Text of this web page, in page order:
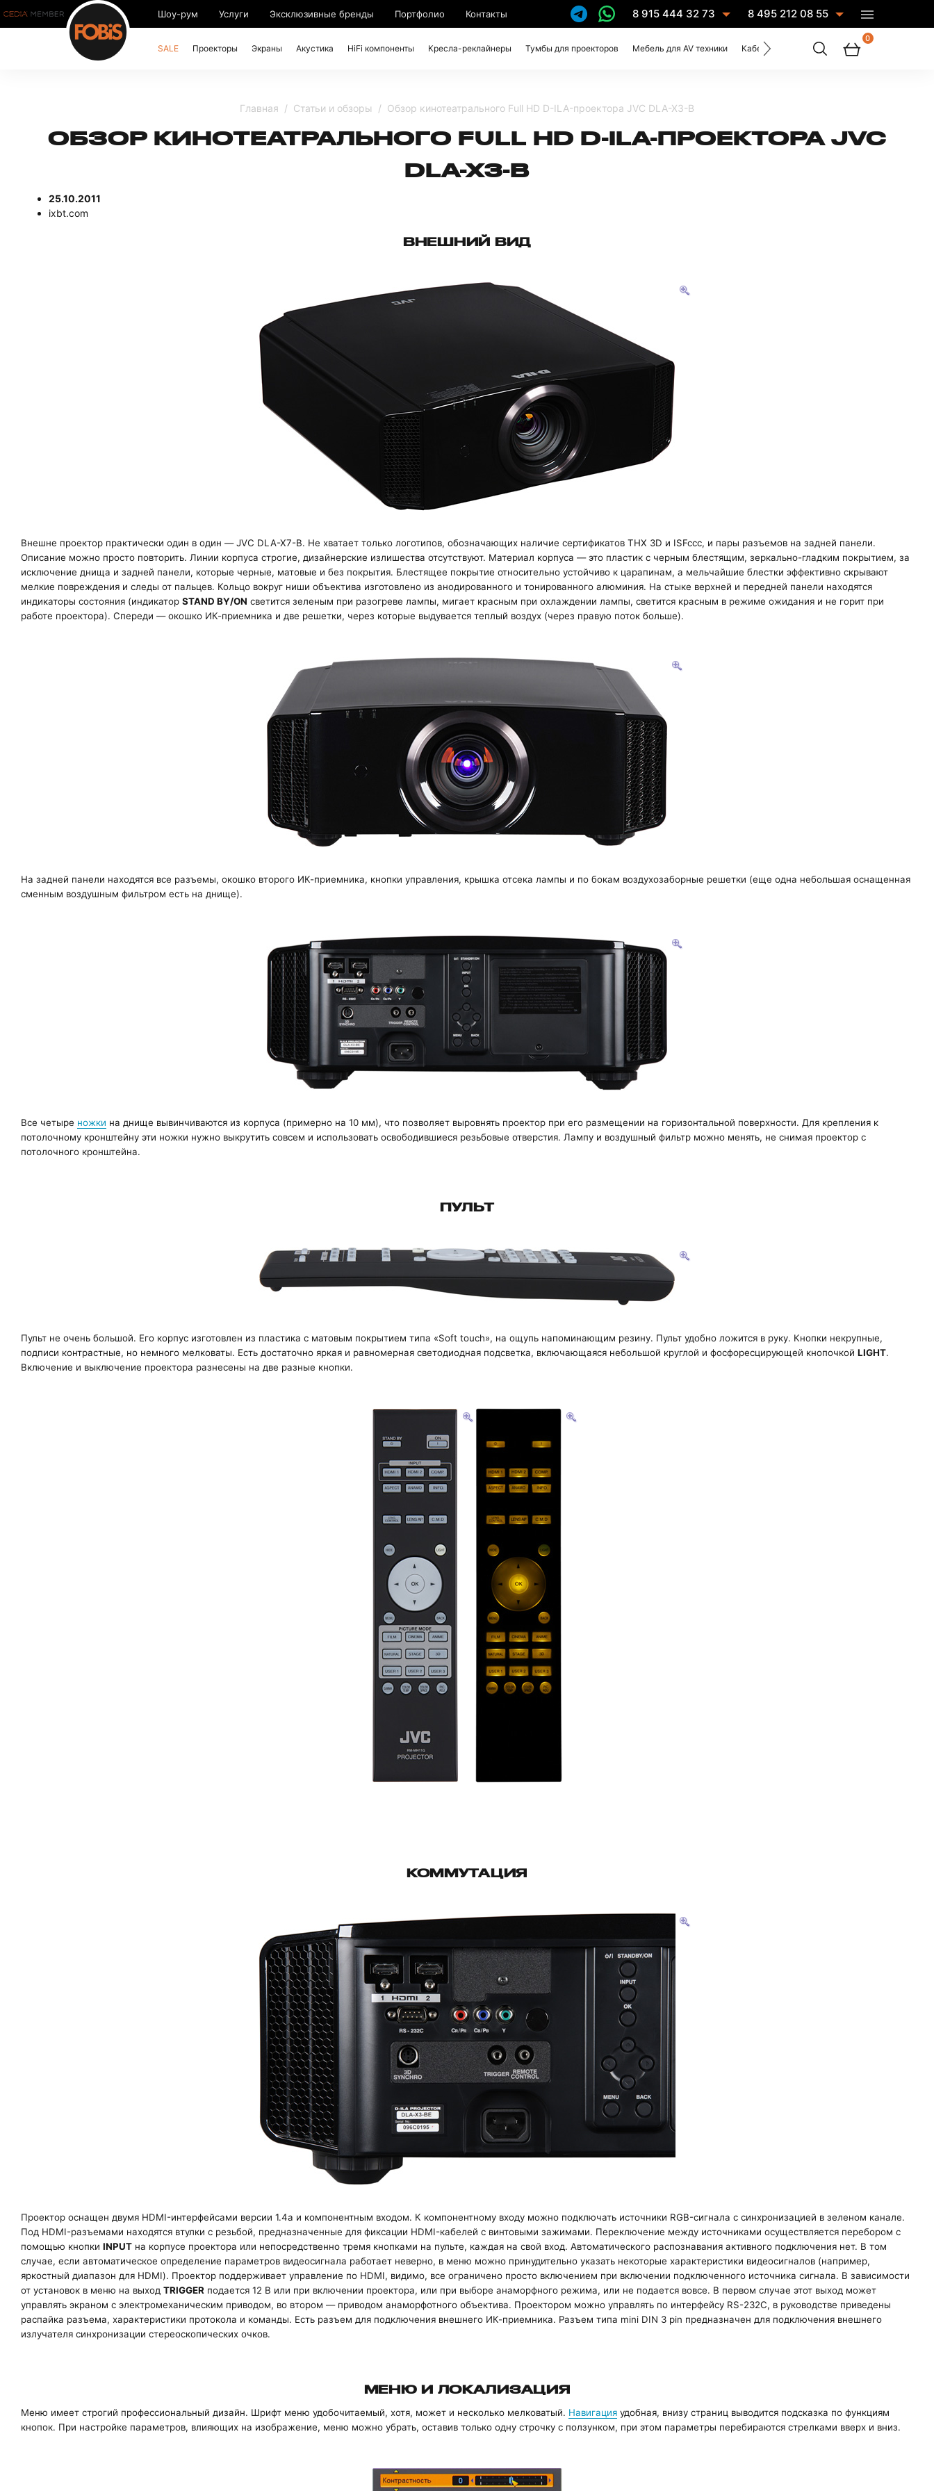
Шоу-рум Услуги Эксклюзивные бренды Портфолио Контакты 8 915 444 32 73 8 495 212 08 55
SALE Проекторы Экраны Акустика HiFi компоненты Кресла-реклайнеры Тумбы для проекторов Мебель для AV техники Кабели Услуги
0
Главная Статьи и обзоры Обзор кинотеатрального Full HD D-ILA-проектора JVC DLA-X3-B
ОБЗОР КИНОТЕАТРАЛЬНОГО FULL HD D-ILA-ПРОЕКТОРА JVC
DLA-X3-B
25.10.2011
ixbt.com
ВНЕШНИЙ ВИД
Внешне проектор практически один в один —JVC DLA-X7-B. Не хватает только логотипов, обозначающих наличие сертификатов THX 3D и ISFccc, и пары разъемов на задней панели.
Описание можно просто повторить. Линии корпуса строгие, дизайнерские излишества отсутствуют. Материал корпуса — это пластик с черным блестящим, зеркально-гладким покрытием, за
исключение днища и задней панели, которые черные, матовые и без покрытия. Блестящее покрытие относительно устойчиво к царапинам, а мельчайшие блестки эффективно скрывают
мелкие повреждения и следы от пальцев. Кольцо вокруг ниши объектива изготовлено из анодированного и тонированного алюминия. На стыке верхней и передней панели находятся
индикаторы состояния (индикатор STAND BY/ON светится зеленым при разогреве лампы, мигает красным при охлаждении лампы, светится красным в режиме ожидания и не горит при
работе проектора). Спереди — окошко ИК-приемника и две решетки, через которые выдувается теплый воздух (через правую поток больше).
На задней панели находятся все разъемы, окошко второго ИК-приемника, кнопки управления, крышка отсека лампы и по бокам воздухозаборные решетки (еще одна небольшая оснащенная
сменным воздушным фильтром есть на днище).
Все четыре ножки на днище вывинчиваются из корпуса (примерно на 10 мм), что позволяет выровнять проектор при его размещении на горизонтальной поверхности. Для крепления к
потолочному кронштейну эти ножки нужно выкрутить совсем и использовать освободившиеся резьбовые отверстия. Лампу и воздушный фильтр можно менять, не снимая проектор с
потолочного кронштейна.
ПУЛЬТ
Пульт не очень большой. Его корпус изготовлен из пластика с матовым покрытием типа «Soft touch», на ощупь напоминающим резину. Пульт удобно ложится в руку. Кнопки некрупные,
подписи контрастные, но немного мелковаты. Есть достаточно яркая и равномерная светодиодная подсветка, включающаяся небольшой круглой и фосфоресцирующей кнопочкой LIGHT.
Включение и выключение проектора разнесены на две разные кнопки.
КОММУТАЦИЯ
Проектор оснащен двумя HDMI-интерфейсами версии 1.4a и компонентным входом. К компонентному входу можно подключать источники RGB-сигнала с синхронизацией в зеленом канале.
Под HDMI-разъемами находятся втулки с резьбой, предназначенные для фиксации HDMI-кабелей с винтовыми зажимами. Переключение между источниками осуществляется перебором с
помощью кнопки INPUT на корпусе проектора или непосредственно тремя кнопками на пульте, каждая на свой вход. Автоматического распознавания активного подключения нет. В том
случае, если автоматическое определение параметров видеосигнала работает неверно, в меню можно принудительно указать некоторые характеристики видеосигналов (например,
яркостный диапазон для HDMI). Проектор поддерживает управление по HDMI, видимо, все ограничено просто включением при включении подключенного источника сигнала. В зависимости
от установок в меню на выход TRIGGER подается 12 В или при включении проектора, или при выборе анаморфного режима, или не подается вовсе. В первом случае этот выход может
управлять экраном с электромеханическим приводом, во втором — приводом анаморфотного объектива. Проектором можно управлять по интерфейсу RS-232C, в руководстве приведены
распайка разъема, характеристики протокола и команды. Есть разъем для подключения внешнего ИК-приемника. Разъем типа mini DIN 3 pin предназначен для подключения внешнего
излучателя синхронизации стереоскопических очков.
МЕНЮ И ЛОКАЛИЗАЦИЯ
Меню имеет строгий профессиональный дизайн. Шрифт меню удобочитаемый, хотя, может и несколько мелковатый. Навигация удобная, внизу страниц выводится подсказка по функциям
кнопок. При настройке параметров, влияющих на изображение, меню можно убрать, оставив только одну строчку с ползунком, при этом параметры перебираются стрелками вверх и вниз.